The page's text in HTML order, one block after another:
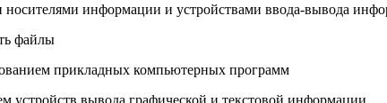
информации и устройствами ввода-вывода
файлы
прикладных компьютерных программ
устройств вывода графической и текстовой информации